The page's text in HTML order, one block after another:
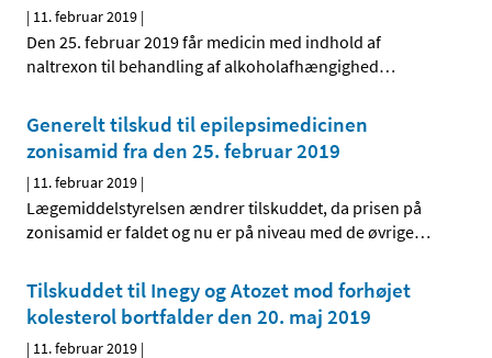
| 11. februar 2019 |
Den 25. februar 2019 får medicin med indhold af
naltrexon til behandling af alkoholafhængighed…
Generelt tilskud til epilepsimedicinen
zonisamid fra den 25. februar 2019
| 11. februar 2019 |
Lægemiddelstyrelsen ændrer tilskuddet, da prisen på
zonisamid er faldet og nu er på niveau med de øvrige…
Tilskuddet til Inegy og Atozet mod forhøjet
kolesterol bortfalder den 20. maj 2019
| 11. februar 2019 |